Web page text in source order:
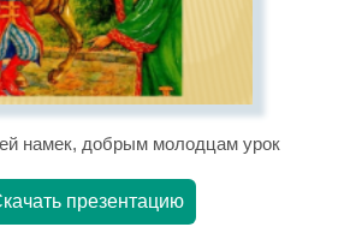
намек, добрым молодцам урок
презентацию